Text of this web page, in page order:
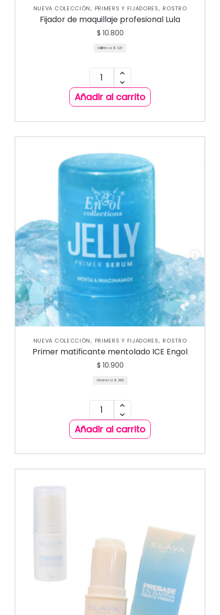
NUEVA COLECCIÓN, PRIMERS Y FIJADORES, ROSTRO
Fijador de maquillaje profesional Lula
$ 10.800
Mililitro a: $ 120
Añadir al carrito
NUEVA COLECCIÓN, PRIMERS Y FIJADORES, ROSTRO
Primer matificante mentolado ICE Engol
$ 10.900
Gramo a: $ 389
Añadir al carrito